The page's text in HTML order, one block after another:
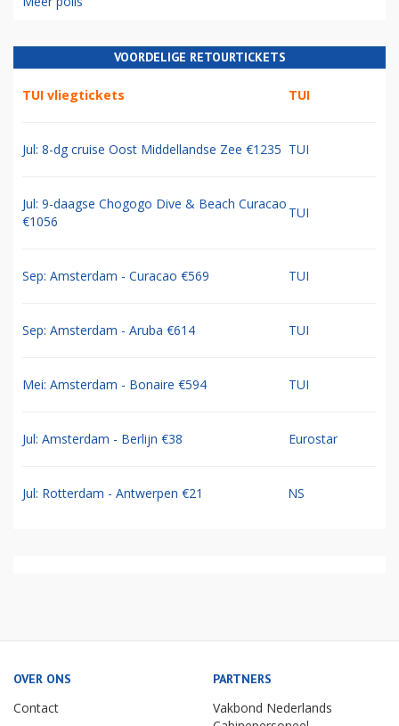
VOORDELIGE RETOURTICKETS
TUI vliegtickets TUI
Jul: 8-dg cruise Oost Middellandse Zee €1235 TUI
Jul: 9-daagse Chogogo Dive & Beach Curacao
€1056
TUI
Sep: Amsterdam - Curacao €569 TUI
Sep: Amsterdam - Aruba €614 TUI
Mei: Amsterdam - Bonaire €594 TUI
Jul: Amsterdam - Berlijn €38 Eurostar
Jul: Rotterdam - Antwerpen €21 NS
OVER ONS
Contact
PARTNERS
Vakbond Nederlands